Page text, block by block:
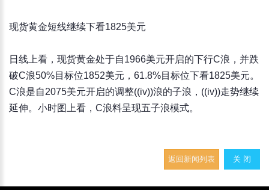
现货黄金短线继续下看1825美元
日线上看，现货黄金处于自1966美元开启的下行C浪，并跌
破C浪50%目标位1852美元，61.8%目标位下看1825美元。
C浪是自2075美元开启的调整((iv))浪的子浪，((iv))走势继续
延伸。小时图上看，C浪料呈现五子浪模式。
返回新闻列表 关 闭